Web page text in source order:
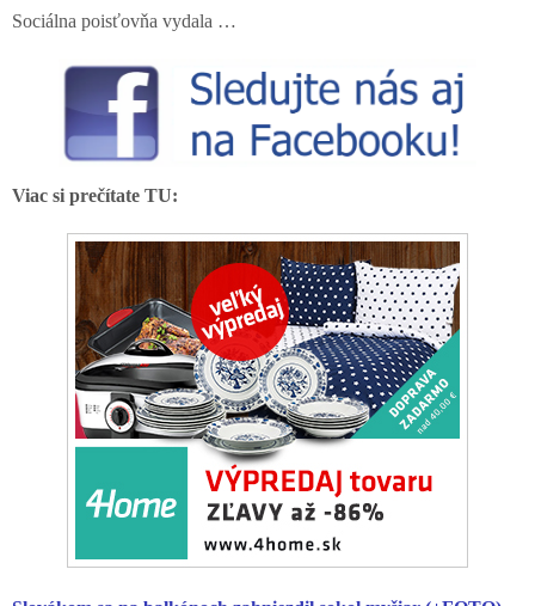
Sociálna poisťovňa vydala …
Viac si prečítate TU: